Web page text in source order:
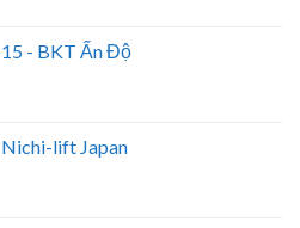
- BKT Ấn Độ
Nichi-lift Japan